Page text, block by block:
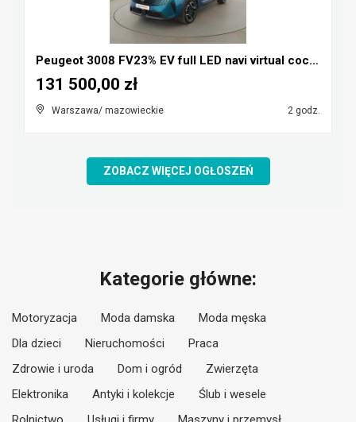
Peugeot 3008 FV23% EV full LED navi virtual cocpit...
Warszawa/ mazowieckie 2 godz.
131 500,00 zł
ZOBACZ WIĘCEJ OGŁOSZEŃ
Kategorie główne:
Motoryzacja Moda damska
Moda męska
Dla dzieci
Nieruchomości
Praca
Zdrowie i uroda
Dom i ogród
Zwierzęta
Elektronika
Antyki i kolekcje
Ślub i wesele